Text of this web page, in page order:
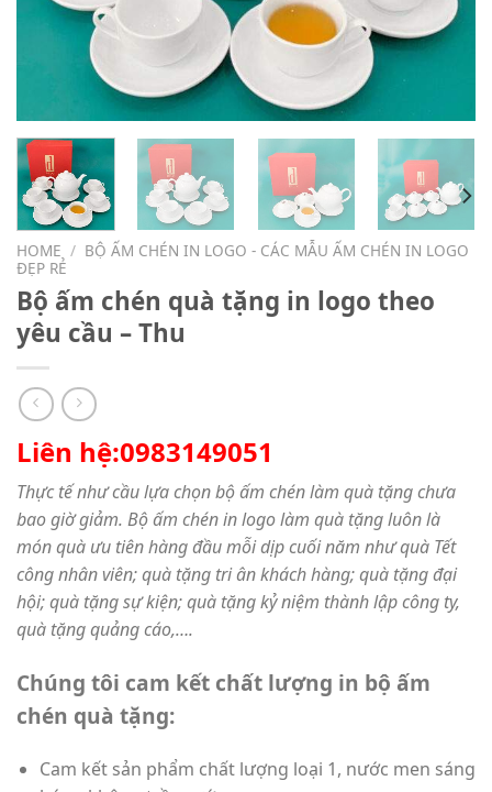
HOME / BỘ ẤM CHÉN IN LOGO - CÁC MẪU ẤM CHÉN IN LOGO
ĐẸP RẺ
Bộ ấm chén quà tặng in logo theo
yêu cầu – Thu
Liên hệ:0983149051
Thực tế như cầu lựa chọn bộ ấm chén làm quà tặng chưa
bao giờ giảm. Bộ ấm chén in logo làm quà tặng luôn là
món quà ưu tiên hàng đầu mỗi dịp cuối năm như quà Tết
công nhân viên; quà tặng tri ân khách hàng; quà tặng đại
hội; quà tặng sự kiện; quà tặng kỷ niệm thành lập công ty,
quà tặng quảng cáo,….
Chúng tôi cam kết chất lượng in bộ ấm
chén quà tặng:
Cam kết sản phẩm chất lượng loại 1, nước men sáng